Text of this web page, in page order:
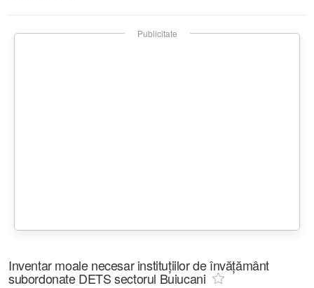
Publicitate
Inventar moale necesar instituțiilor de învățământ
subordonate DETS sectorul Buiucani